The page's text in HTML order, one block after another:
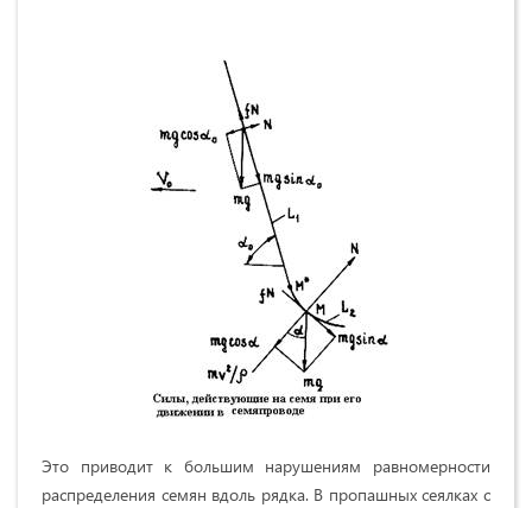
Это приводит к большим нарушениям равномерности
распределения семян вдоль рядка. В пропашных сеялках с